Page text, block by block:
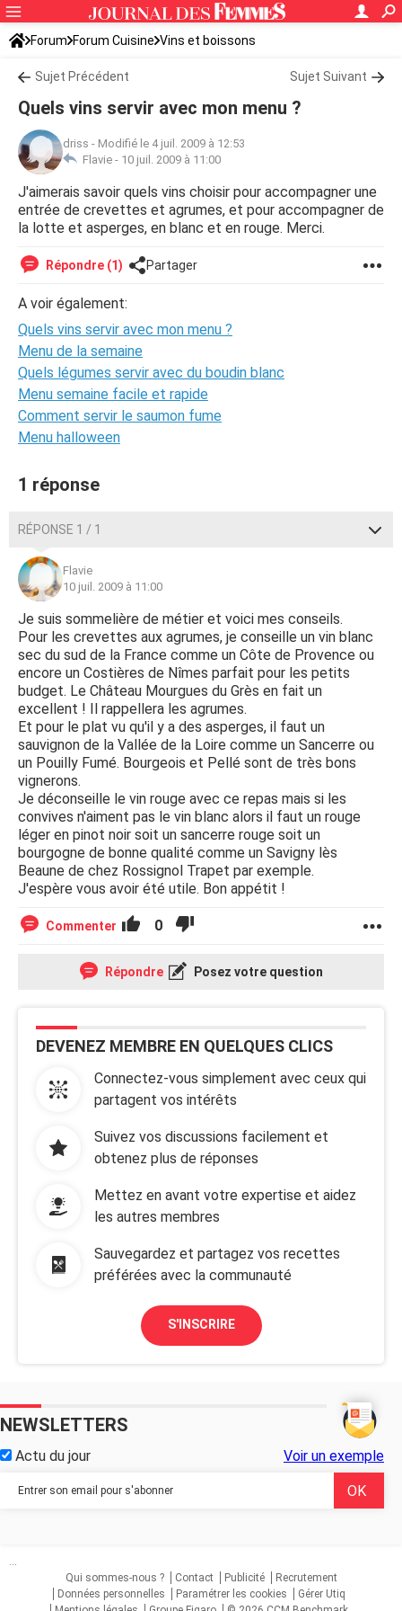
Forum Forum Cuisine Vins et boissons
Sujet Précédent Sujet Suivant
Quels vins servir avec mon menu ?
driss - Modifié le 4 juil. 2009 à 12:53
Flavie - 10 juil. 2009 à 11:00
J'aimerais savoir quels vins choisir pour accompagner une
entrée de crevettes et agrumes, et pour accompagner de
la lotte et asperges, en blanc et en rouge. Merci.
Répondre (1) Partager
A voir également:
Quels vins servir avec mon menu ?
Menu de la semaine
Quels légumes servir avec du boudin blanc
Menu semaine facile et rapide
Comment servir le saumon fume
Menu halloween
1 réponse
RÉPONSE 1 / 1
Flavie
10 juil. 2009 à 11:00
Je suis sommelière de métier et voici mes conseils.
Pour les crevettes aux agrumes, je conseille un vin blanc
sec du sud de la France comme un Côte de Provence ou
encore un Costières de Nîmes parfait pour les petits
budget. Le Château Mourgues du Grès en fait un
excellent ! Il rappellera les agrumes.
Et pour le plat vu qu'il y a des asperges, il faut un
sauvignon de la Vallée de la Loire comme un Sancerre ou
un Pouilly Fumé. Bourgeois et Pellé sont de très bons
vignerons.
Je déconseille le vin rouge avec ce repas mais si les
convives n'aiment pas le vin blanc alors il faut un rouge
léger en pinot noir soit un sancerre rouge soit un
bourgogne de bonne qualité comme un Savigny lès
Beaune de chez Rossignol Trapet par exemple.
J'espère vous avoir été utile. Bon appétit !
Commenter 0
Répondre Posez votre question
DEVENEZ MEMBRE EN QUELQUES CLICS
Connectez-vous simplement avec ceux qui
partagent vos intérêts
Suivez vos discussions facilement et
obtenez plus de réponses
Mettez en avant votre expertise et aidez
les autres membres
Sauvegardez et partagez vos recettes
préférées avec la communauté
S'INSCRIRE
NEWSLETTERS
Actu du jour Voir un exemple
...
Qui sommes-nous ?
Contact Publicité
Recrutement
Données personnelles
Paramétrer les cookies
Gérer Utiq